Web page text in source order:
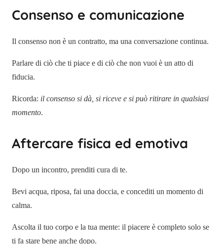
Consenso e comunicazione
Il consenso non è un contratto, ma una conversazione continua.
Parlare di ciò che ti piace e di ciò che non vuoi è un atto di
fiducia.
Ricorda: il consenso si dà, si riceve e si può ritirare in qualsiasi
momento.
Aftercare fisica ed emotiva
Dopo un incontro, prenditi cura di te.
Bevi acqua, riposa, fai una doccia, e concediti un momento di
calma.
Ascolta il tuo corpo e la tua mente: il piacere è completo solo se
ti fa stare bene anche dopo.